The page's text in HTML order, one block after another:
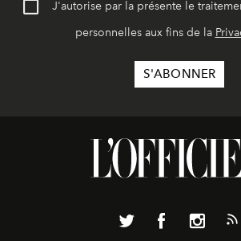
J'autorise par la présente le
personnelles aux fins de la